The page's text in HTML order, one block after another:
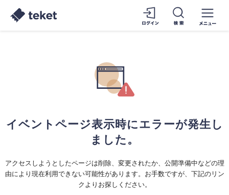
イベントページ表示時にエラーが発生し
ました。
アクセスしようとしたページは削除、変更されたか、公開準備中などの理
由により現在利用できない可能性があります。お手数ですが、下記のリン
クよりお探しください。